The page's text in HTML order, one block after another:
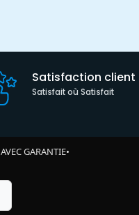
Satisfaction client
Satisfait où Satisfait
GARANTIE•